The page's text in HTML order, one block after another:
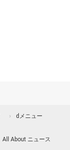
dメニュー
All About ニュース